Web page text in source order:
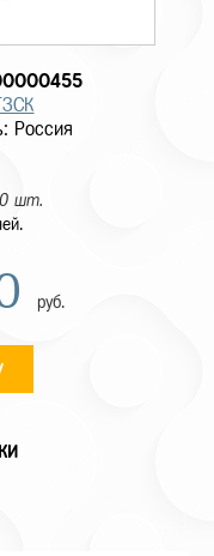
Россия
шт.
руб.